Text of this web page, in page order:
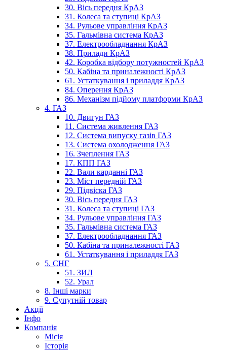
30. Вісь передня КрАЗ
31. Колеса та ступиці КрАЗ
34. Рульове управління КрАЗ
35. Гальмівна система КрАЗ
37. Електрообладнання КрАЗ
38. Прилади КрАЗ
42. Коробка відбору потужностей КрАЗ
50. Кабіна та приналежності КрАЗ
61. Устаткування і приладдя КрАЗ
84. Оперення КрАЗ
86. Механізм підйому платформи КрАЗ
4. ГАЗ
10. Двигун ГАЗ
11. Система живлення ГАЗ
12. Система випуску газів ГАЗ
13. Система охолодження ГАЗ
16. Зчеплення ГАЗ
17. КПП ГАЗ
22. Вали карданні ГАЗ
23. Міст передній ГАЗ
29. Підвіска ГАЗ
30. Вісь передня ГАЗ
31. Колеса та ступиці ГАЗ
34. Рульове управління ГАЗ
35. Гальмівна система ГАЗ
37. Електрообладнання ГАЗ
50. Кабіна та приналежності ГАЗ
61. Устаткування і приладдя ГАЗ
5. СНГ
51. ЗИЛ
52. Урал
8. Інші марки
9. Супутній товар
Акції
Інфо
Компанія
Місія
Історія